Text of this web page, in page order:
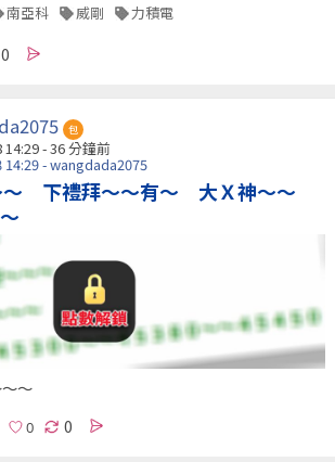
南亞科 威剛 力積電
0
包
-36 分鐘前
- wangdada2075
～ 下禮拜～～有～ 大Ｘ神～～
～
0